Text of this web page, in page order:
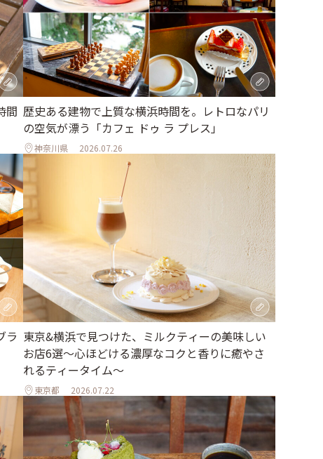
間 歴史ある建物で上質な横浜時間を。レトロなパリ
の空気が漂う「カフェ ドゥ ラ プレス」
神奈川県 2026.07.26
ラ 東京&横浜で見つけた、ミルクティーの美味しい
お店6選～心ほどける濃厚なコクと香りに癒やさ
れるティータイム～
東京都 2026.07.22